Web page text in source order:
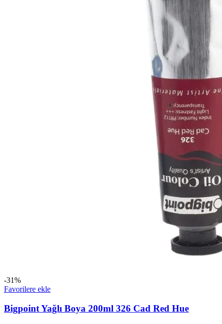
-31%
Favorilere ekle
Bigpoint Yağlı Boya 200ml 326 Cad Red Hue